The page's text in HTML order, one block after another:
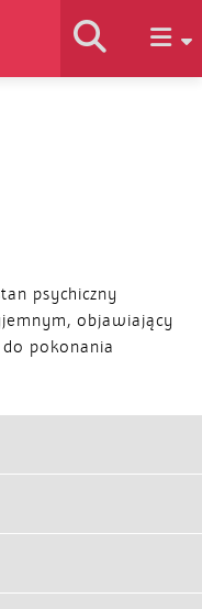
psychiczny
objawiający
pokonania